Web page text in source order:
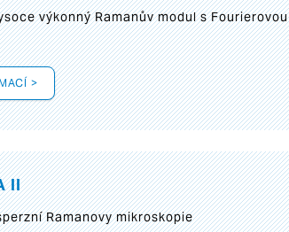
výkonný Ramanův modul s Fourierovou
>
II
Ramanovy mikroskopie